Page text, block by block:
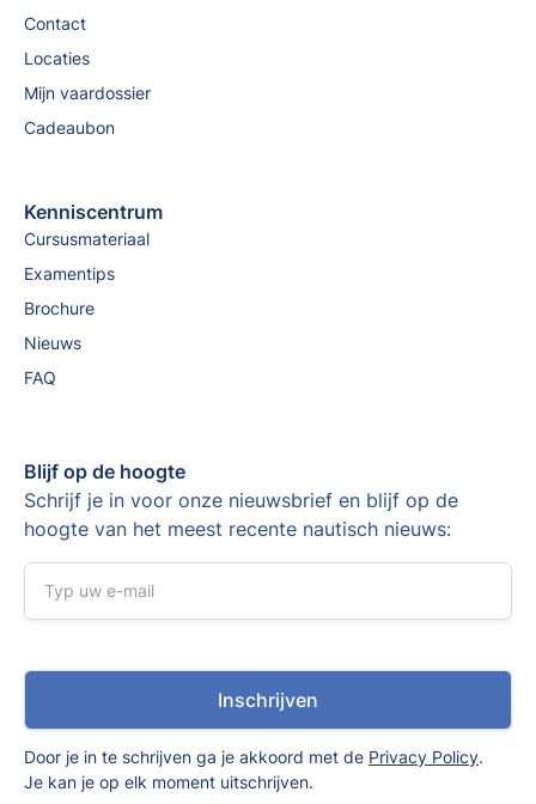
Contact
Locaties
Mijn vaardossier
Cadeaubon
Kenniscentrum
Cursusmateriaal
Examentips
Brochure
Nieuws
FAQ
Blijf op de hoogte
Schrijf je in voor onze nieuwsbrief en blijf op de
hoogte van het meest recente nautisch nieuws:
Door je in te schrijven ga je akkoord met de Privacy Policy.
Je kan je op elk moment uitschrijven.